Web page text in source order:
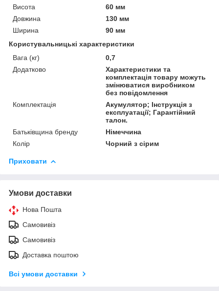
Висота
60 мм
Довжина
130 мм
Ширина
90 мм
Користувальницькі характеристики
Вага (кг)
0,7
Додатково
Характеристики та
комплектація товару можуть
змінюватися виробником
без повідомлення
Комплектація
Акумулятор; Інструкція з
експлуатації; Гарантійний
талон.
Батьківщина бренду
Німеччина
Колір
Чорний з сірим
Приховати
Умови доставки
Нова Пошта
Самовивіз
Самовивіз
Доставка поштою
Всі умови доставки